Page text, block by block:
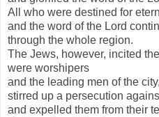
All who were destined for
and the word of the Lord
through the whole region.
The Jews, however, incited
were worshipers
and the leading men of the city,
stirred up a persecution
and expelled them from their